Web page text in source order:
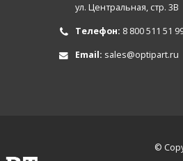
ул. Центральная, стр. 3В
Телефон: 8 800 511 51
Email: sales@optipart.ru
©